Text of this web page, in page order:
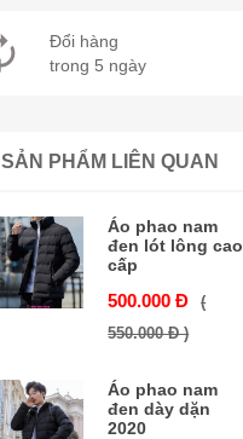
Đổi hàng
trong 5 ngày
SẢN PHẨM LIÊN QUAN
Áo phao nam
đen lót lông cao
cấp
500.000 Đ
(
550.000 Đ )
Áo phao nam
đen dày dặn
2020